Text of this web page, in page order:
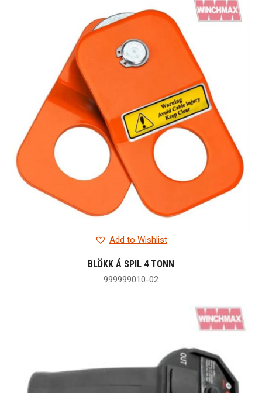
Add to Wishlist
BLÖKK Á SPIL 4 TONN
999999010-02